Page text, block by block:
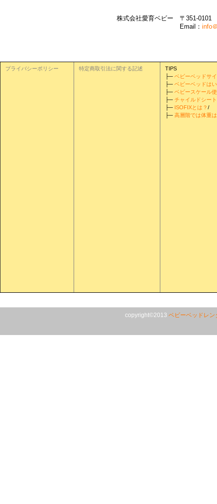
株式会社愛育ベビー 〒351-0101
Email：info
プライバシーポリシー 特定商取引法に関する記述
TIPS
├─ ベビーベッドサ
├─ ベビーベッドは
├─ ベビースケール
├─ チャイルドシー
├─ ISOFIXとは？ /
├─ 高層階では体重
copyright©2013 ベビーベッドレン